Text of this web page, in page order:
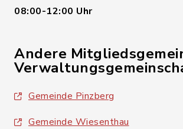
08:00-12:00 Uhr
Andere
Gemeinde Pinzberg
Gemeinde Wiesenthau